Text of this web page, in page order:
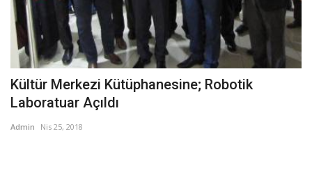
Kültür Merkezi Kütüphanesine; Robotik
Laboratuar Açıldı
Admin Nis 25, 2018